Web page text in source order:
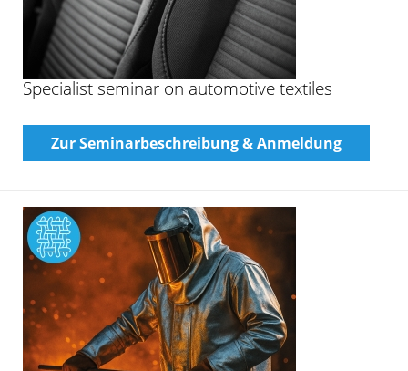
Specialist seminar on automotive textiles
Zur Seminarbeschreibung & Anmeldung